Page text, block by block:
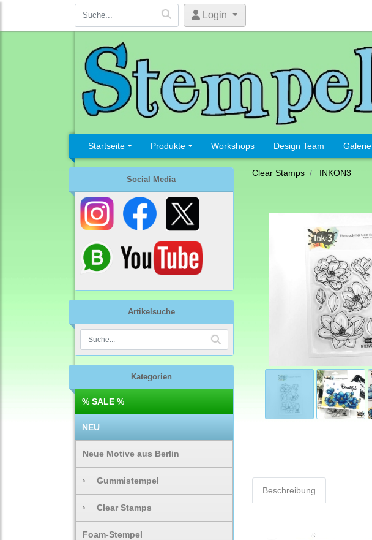
Login
Startseite Produkte Workshops Design Team Galerie
Social Media
Artikelsuche
Kategorien
% SALE %
NEU
Neue Motive aus Berlin
› Gummistempel
› Clear Stamps
Foam-Stempel
Clear Stamps INKON3
Beschreibung